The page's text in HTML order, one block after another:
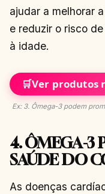
ajudar a melhorar
e reduzir o risco
à idade.
🛒Ver produtos
Ex: 3. Ômega-3 podem
4. ÔMEGA-3
SAÚDE DO
As doenças